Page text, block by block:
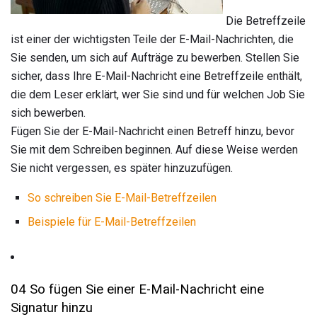
Die Betreffzeile
ist einer der wichtigsten Teile der E-Mail-Nachrichten, die
Sie senden, um sich auf Aufträge zu bewerben. Stellen Sie
sicher, dass Ihre E-Mail-Nachricht eine Betreffzeile enthält,
die dem Leser erklärt, wer Sie sind und für welchen Job Sie
sich bewerben.
Fügen Sie der E-Mail-Nachricht einen Betreff hinzu, bevor
Sie mit dem Schreiben beginnen. Auf diese Weise werden
Sie nicht vergessen, es später hinzuzufügen.
So schreiben Sie E-Mail-Betreffzeilen
Beispiele für E-Mail-Betreffzeilen
04 So fügen Sie einer E-Mail-Nachricht eine
Signatur hinzu